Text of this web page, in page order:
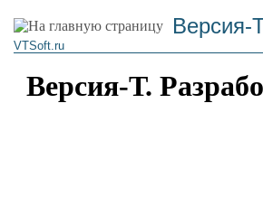
Версия-
VTSoft.ru
Версия-Т.